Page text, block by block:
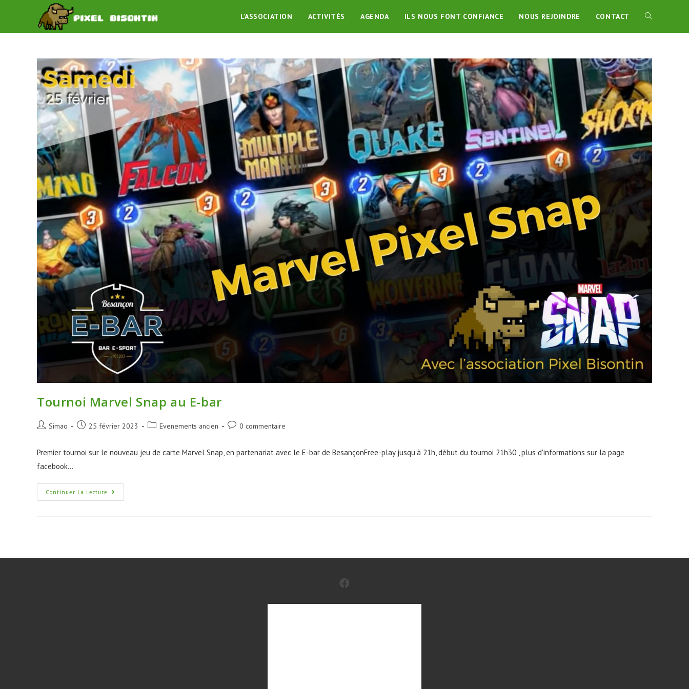
L’ASSOCIATION ACTIVITÉS AGENDA ILS NOUS FONT CONFIANCE NOUS REJOINDRE CONTACT
Tournoi Marvel Snap au E-bar
Simao 25 février 2023 Evenements ancien 0 commentaire
Premier tournoi sur le nouveau jeu de carte Marvel Snap, en partenariat avec le E-bar de BesançonFree-play jusqu'à 21h, début du tournoi 21h30 , plus d'informations sur la page
facebook…
Continuer La Lecture